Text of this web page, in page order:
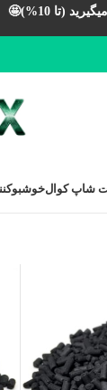
(تا 10%)🤩
شاپ کوال